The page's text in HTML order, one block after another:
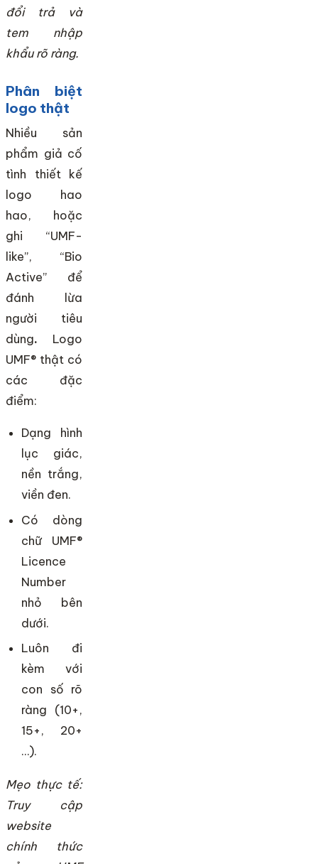
đổi trả và
tem nhập
khẩu rõ ràng.
Phân biệt
logo thật
Nhiều sản
phẩm giả cố
tình thiết kế
logo hao
hao, hoặc
ghi “UMF-
like”, “Bio
Active” để
đánh lừa
người tiêu
dùng. Logo
UMF® thật có
các đặc
điểm:
Dạng hình
lục giác,
nền trắng,
viền đen.
Có dòng
chữ UMF®
Licence
Number
nhỏ bên
dưới.
Luôn đi
kèm với
con số rõ
ràng (10+,
15+, 20+
…).
Mẹo thực tế:
Truy cập
website
chính thức